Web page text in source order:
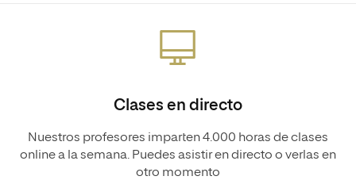
Clases en directo
Nuestros profesores imparten 4.000 horas de clases
online a la semana. Puedes asistir en directo o verlas en
otro momento